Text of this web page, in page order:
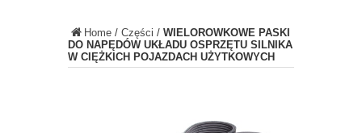
Home / Części / WIELOROWKOWE PASKI
DO NAPĘDÓW UKŁADU OSPRZĘTU SILNIKA
W CIĘŻKICH POJAZDACH UŻYTKOWYCH